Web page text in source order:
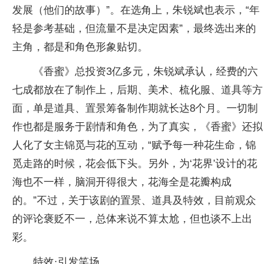
发展（他们的故事）”。在选角上，朱锐斌也表示，“年
轻是参考基础，但流量不是决定因素”，最终选出来的
主角，都是和角色形象贴切。
《香蜜》总投资3亿多元，朱锐斌承认，经费的六
七成都放在了制作上，后期、美术、梳化服、道具等方
面，单是道具、置景筹备制作期就长达8个月。一切制
作也都是服务于剧情和角色，为了真实，《香蜜》还拟
人化了女主锦觅与花的互动，“赋予每一种花生命，锦
觅走路的时候，花会低下头。另外，为‘花界’设计的花
海也不一样，脑洞开得很大，花海全是花瓣构成
的。”不过，关于该剧的置景、道具及特效，目前观众
的评论褒贬不一，总体来说不算太尬，但也谈不上出
彩。
特效·引发笑场